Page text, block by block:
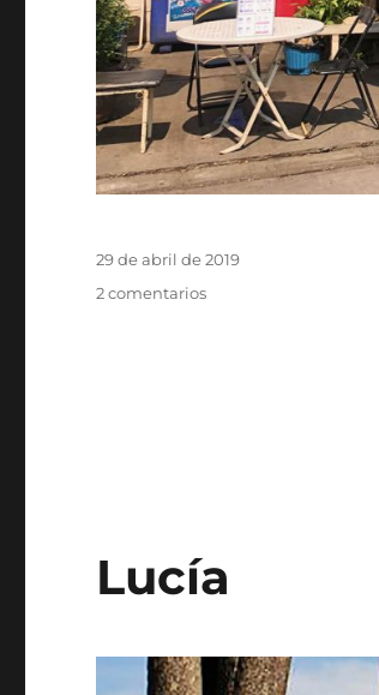
Publicado
29 de abril de 2019
2 comentariosen
Lucía